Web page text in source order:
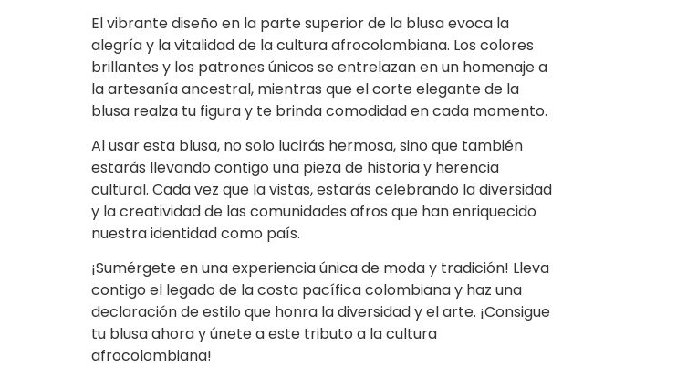
El vibrante diseño en la parte superior de la blusa evoca la
alegría y la vitalidad de la cultura afrocolombiana. Los colores
brillantes y los patrones únicos se entrelazan en un homenaje a
la artesanía ancestral, mientras que el corte elegante de la
blusa realza tu figura y te brinda comodidad en cada momento.
Al usar esta blusa, no solo lucirás hermosa, sino que también
estarás llevando contigo una pieza de historia y herencia
cultural. Cada vez que la vistas, estarás celebrando la diversidad
y la creatividad de las comunidades afros que han enriquecido
nuestra identidad como país.
¡Sumérgete en una experiencia única de moda y tradición! Lleva
contigo el legado de la costa pacífica colombiana y haz una
declaración de estilo que honra la diversidad y el arte. ¡Consigue
tu blusa ahora y únete a este tributo a la cultura
afrocolombiana!